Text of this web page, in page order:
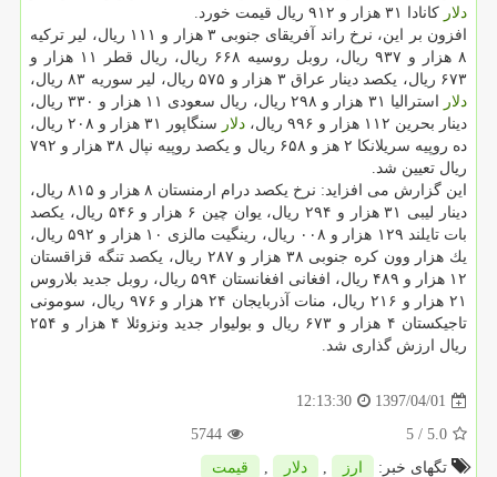
دلار كانادا ۳۱ هزار و ۹۱۲ ریال قیمت خورد.
افزون بر این، نرخ راند آفریقای جنوبی ۳ هزار و ۱۱۱ ریال، لیر تركیه
۸ هزار و ۹۳۷ ریال، روبل روسیه ۶۶۸ ریال، ریال قطر ۱۱ هزار و
۶۷۳ ریال، یكصد دینار عراق ۳ هزار و ۵۷۵ ریال، لیر سوریه ۸۳ ریال،
دلار
استرالیا ۳۱ هزار و ۲۹۸ ریال، ریال سعودی ۱۱ هزار و ۳۳۰ ریال،
دینار بحرین ۱۱۲ هزار و ۹۹۶ ریال،
دلار
سنگاپور ۳۱ هزار و ۲۰۸ ریال،
ده روپیه سریلانكا ۲ هز و ۶۵۸ ریال و یكصد روپیه نپال ۳۸ هزار و ۷۹۲
ریال تعیین شد.
این گزارش می افزاید: نرخ یكصد درام ارمنستان ۸ هزار و ۸۱۵ ریال،
دینار لیبی ۳۱ هزار و ۲۹۴ ریال، یوان چین ۶ هزار و ۵۴۶ ریال، یكصد
بات تایلند ۱۲۹ هزار و ۰۰۸ ریال، رینگیت مالزی ۱۰ هزار و ۵۹۲ ریال،
یك هزار وون كره جنوبی ۳۸ هزار و ۲۸۷ ریال، یكصد تنگه قزاقستان
۱۲ هزار و ۴۸۹ ریال، افغانی افغانستان ۵۹۴ ریال، روبل جدید بلاروس
۲۱ هزار و ۲۱۶ ریال، منات آذربایجان ۲۴ هزار و ۹۷۶ ریال، سومونی
تاجیكستان ۴ هزار و ۶۷۳ ریال و بولیوار جدید ونزوئلا ۴ هزار و ۲۵۴
ریال ارزش گذاری شد.
1397/04/01
12:13:30
5.0
/ 5
5744
تگهای خبر:
ارز , دلار , قیمت